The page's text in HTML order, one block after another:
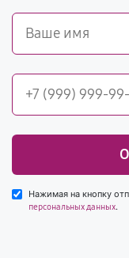
Нажимая на кнопку
персональных данных.